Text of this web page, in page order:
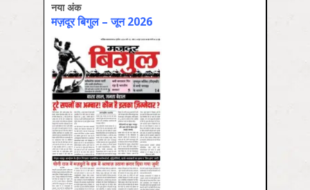
नया अंक
मज़दूर बिगुल – जून 2026